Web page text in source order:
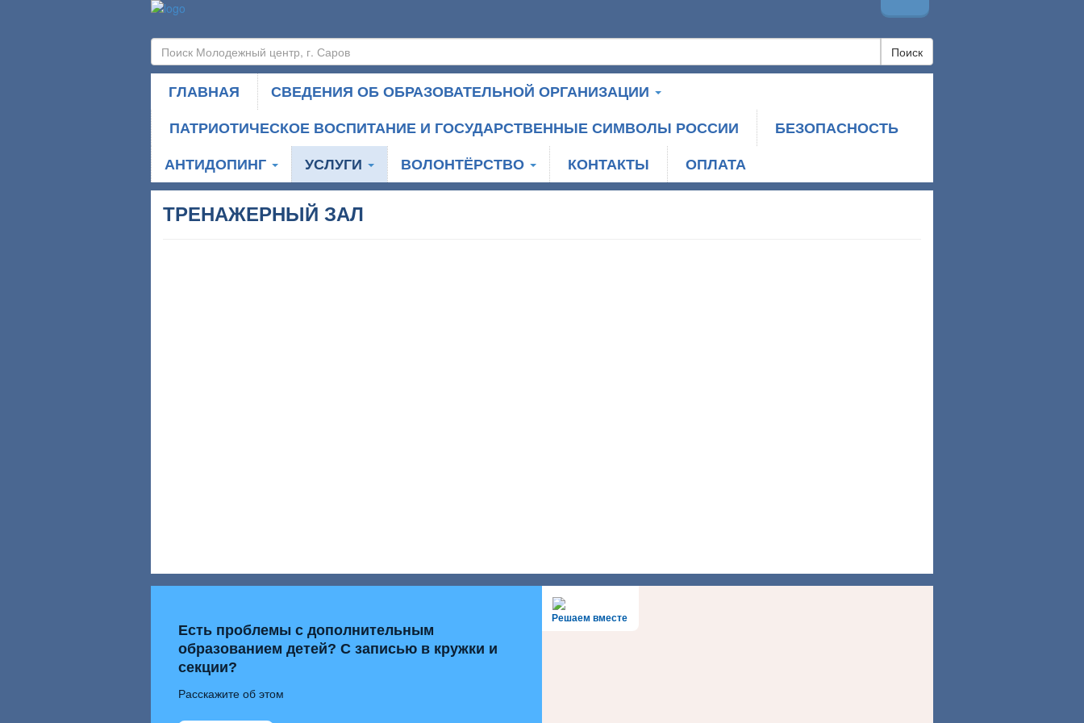
Поиск
ГЛАВНАЯ
СВЕДЕНИЯ ОБ ОБРАЗОВАТЕЛЬНОЙ ОРГАНИЗАЦИИ
ПАТРИОТИЧЕСКОЕ ВОСПИТАНИЕ И ГОСУДАРСТВЕННЫЕ СИМВОЛЫ РОССИИ
БЕЗОПАСНОСТЬ
АНТИДОПИНГ
УСЛУГИ ВОЛОНТЁРСТВО КОНТАКТЫ ОПЛАТА
ТРЕНАЖЕРНЫЙ ЗАЛ
Решаем вместе
Есть проблемы с дополнительным
образованием детей? С записью в кружки и
секции?
Расскажите об этом